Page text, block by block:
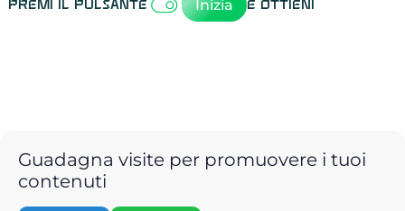
Premi il pulsante Inizia e ottieni
Guadagna visite per promuovere i tuoi
contenuti